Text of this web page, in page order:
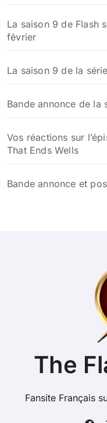
La saison 9 de Flash
février
La saison 9 de la
Bande annonce de la
Vos réactions sur
That Ends Wells
Bande annonce et
The
Fansite Français